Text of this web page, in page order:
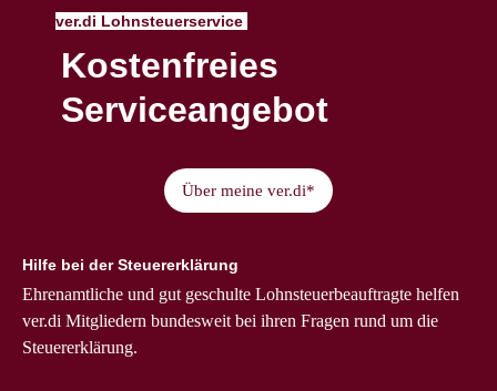
ver.di Lohnsteuerservice
Kostenfreies
Serviceangebot
Über meine ver.di*
Hilfe bei der Steuererklärung
Ehrenamtliche und gut geschulte Lohnsteuerbeauftragte helfen
ver.di Mitgliedern bundesweit bei ihren Fragen rund um die
Steuererklärung.